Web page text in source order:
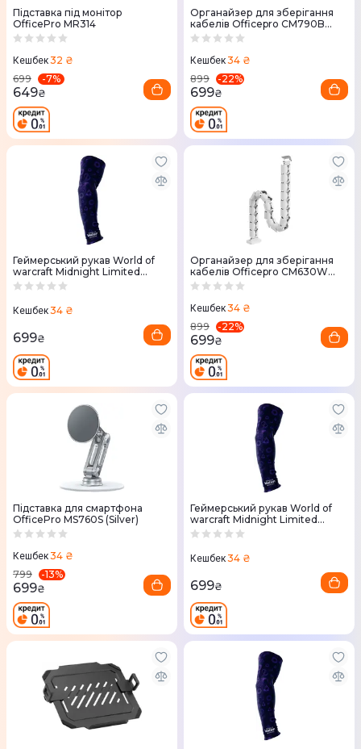
Підставка під монітор
OfficePro MR314
Кешбек32 ₴
699
-7%
649₴
Органайзер для зберігання
кабелів Officepro CM790B
Black
Кешбек34 ₴
899
-22%
699₴
Геймерський рукав World of
warcraft Midnight Limited
Edition, M
Кешбек34 ₴
699₴
Органайзер для зберігання
кабелів Officepro CM630W
White
Кешбек34 ₴
899
-22%
699₴
Підставка для смартфона
OfficePro MS760S (Silver)
Кешбек34 ₴
799
-13%
699₴
Геймерський рукав World of
warcraft Midnight Limited
Edition, L
Кешбек34 ₴
699₴